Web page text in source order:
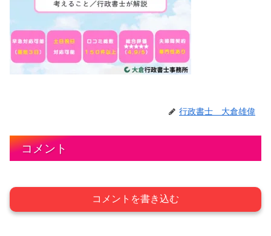
行政書士 大倉雄偉
コメント
コメントを書き込む